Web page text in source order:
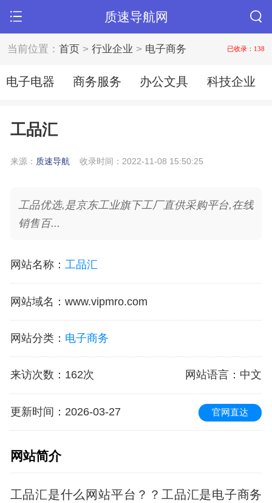
质速导航网
当前位置：首页 >行业企业 > 电子商务 已收录：138
电子电器 商务服务 办公文具 科技企业
工品汇
来源： 质速导航 收录时间：2022-11-08 15:50:25
工品优选,是京东工业旗下工厂直供采购平台,在线
销售百...
网站名称： 工品汇
网站域名 ： www.vipmro.com
网站分类： 电子商务
来访次数 ： 162次 网站语言 ：中文
更新时间 ：2026-03-27 官网直达
网站简介
工品汇是什么网站平台？？工品汇是电子商务